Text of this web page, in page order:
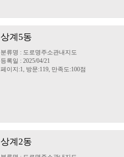
상계5동
분류명 : 도로명주소관내지도
등록일 : 2025/04/21
페이지:1, 방문:119, 만족도:100점
상계2동